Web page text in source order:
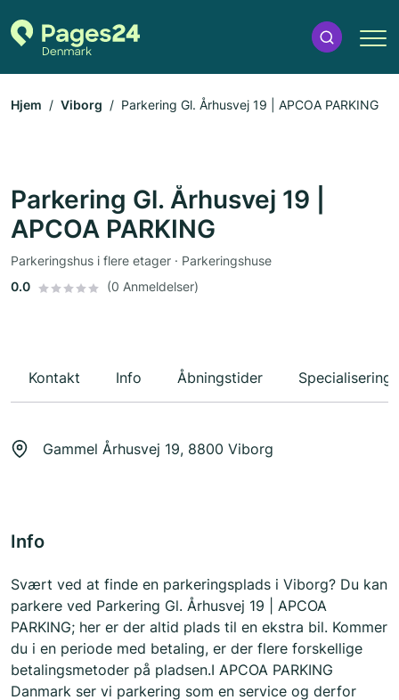
Hjem Viborg Parkering Gl. Århusvej 19 | APCOA PARKING
Parkering Gl. Århusvej 19 |
APCOA PARKING
Parkeringshus i flere etager · Parkeringshuse
0.0
(0 Anmeldelser)
Kontakt Info Åbningstider
Gammel Århusvej 19, 8800 Viborg
Info
Svært ved at finde en parkeringsplads i Viborg? Du kan
parkere ved Parkering Gl. Århusvej 19 | APCOA
PARKING; her er der altid plads til en ekstra bil. Kommer
du i en periode med betaling, er der flere forskellige
betalingsmetoder på pladsen.I APCOA PARKING
Danmark ser vi parkering som en service og derfor